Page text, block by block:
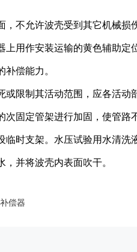
不允许波壳受到其它机械损
上用作安装运输的黄色辅助定
偿能力。
限制其活动范围，应各活动
次固定管架进行加固，使管
时支架。水压试验用水清洗
并将波壳内表面吹干。
偿器